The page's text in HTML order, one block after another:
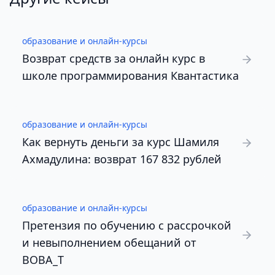
образование и онлайн-курсы
Возврат средств за онлайн курс в
школе программирования Квантастика
образование и онлайн-курсы
Как вернуть деньги за курс Шамиля
Ахмадулина: возврат 167 832 рублей
образование и онлайн-курсы
Претензия по обучению с рассрочкой
и невыполнением обещаний от
BOBA_T